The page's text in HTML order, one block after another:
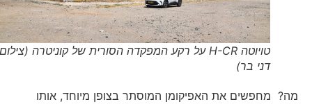
טויוטה H-CR על רקע המפקדה הסורית של קוניטרה (צילום
דני בר)
מה? מחפשים את האפיקומן המוסתר בצופן מיוחד, אותו